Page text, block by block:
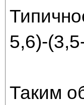
5,6)-
Таким